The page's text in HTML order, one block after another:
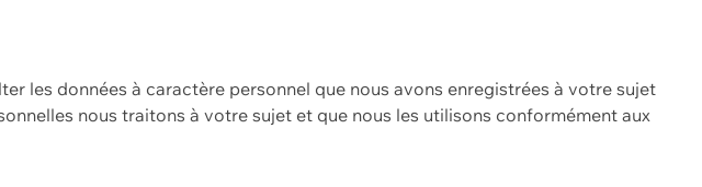
les données à caractère personnel que nous avons enregistrées à votre sujet
nous traitons à votre sujet et que nous les utilisons conformément aux